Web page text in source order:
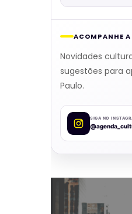
ACOMPANHE
Novidades
sugestões para
Paulo.
SIGA NO